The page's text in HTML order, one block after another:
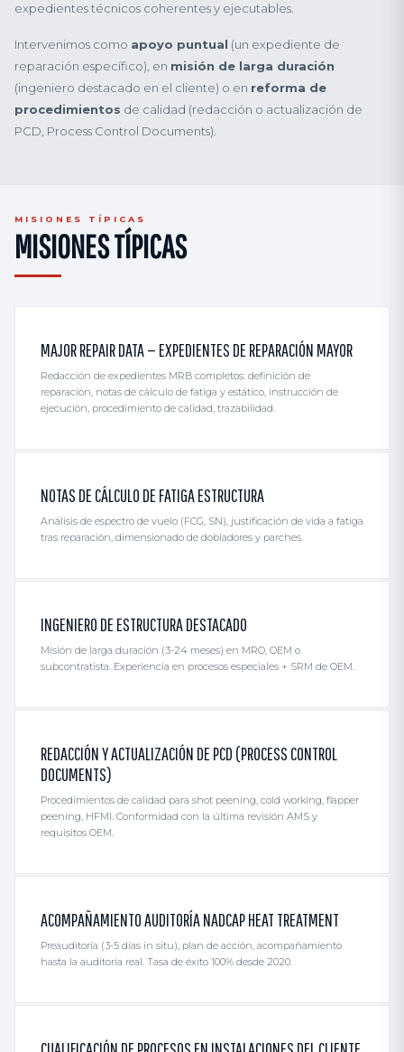
expedientes técnicos coherentes y ejecutables.
Intervenimos como apoyo puntual (un expediente de
reparación específico), en misión de larga duración
(ingeniero destacado en el cliente) o en reforma de
procedimientos de calidad (redacción o actualización de
PCD, Process Control Documents).
MISIONES TÍPICAS
MISIONES TÍPICAS
MAJOR REPAIR DATA — EXPEDIENTES DE REPARACIÓN MAYOR
Redacción de expedientes MRB completos: definición de
reparación, notas de cálculo de fatiga y estático, instrucción de
ejecución, procedimiento de calidad, trazabilidad.
NOTAS DE CÁLCULO DE FATIGA ESTRUCTURA
Análisis de espectro de vuelo (FCG, SN), justificación de vida a fatiga
tras reparación, dimensionado de dobladores y parches.
INGENIERO DE ESTRUCTURA DESTACADO
Misión de larga duración (3-24 meses) en MRO, OEM o
subcontratista. Experiencia en procesos especiales + SRM de OEM.
REDACCIÓN Y ACTUALIZACIÓN DE PCD (PROCESS CONTROL
DOCUMENTS)
Procedimientos de calidad para shot peening, cold working, flapper
peening, HFMI. Conformidad con la última revisión AMS y
requisitos OEM.
ACOMPAÑAMIENTO AUDITORÍA NADCAP HEAT TREATMENT
Preauditoría (3-5 días in situ), plan de acción, acompañamiento
hasta la auditoría real. Tasa de éxito 100% desde 2020.